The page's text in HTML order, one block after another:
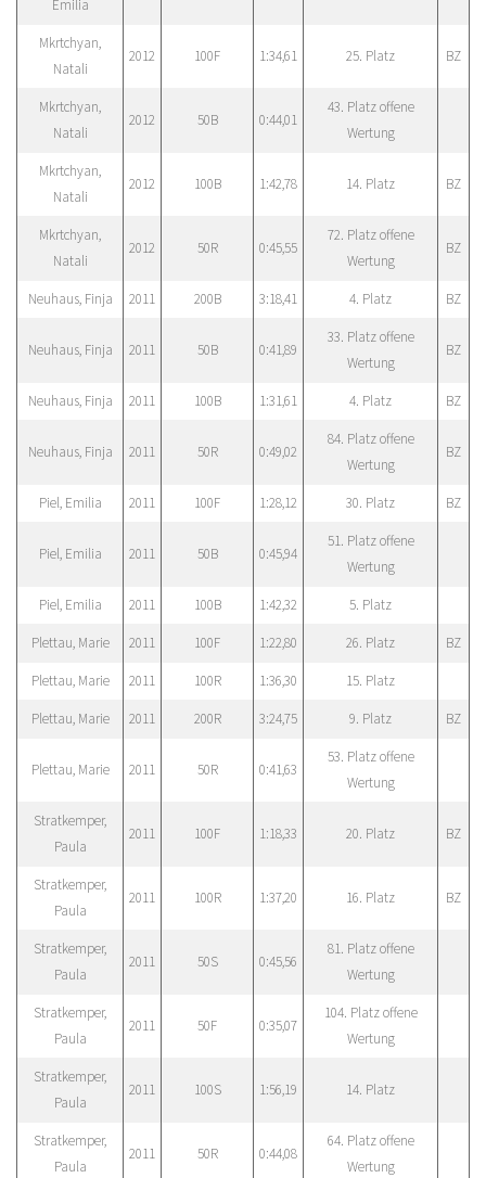
Emilia
Mkrtchyan,
Natali
2012 100F 1:34,61 25. Platz BZ
Mkrtchyan,
Natali
2012 50B 0:44,01
43. Platz offene
Wertung
Mkrtchyan,
Natali
2012 100B 1:42,78 14. Platz BZ
Mkrtchyan,
Natali
2012 50R 0:45,55
72. Platz offene
Wertung
BZ
Neuhaus, Finja 2011 200B 3:18,41 4. Platz BZ
Neuhaus, Finja 2011 50B 0:41,89
33. Platz offene
Wertung
BZ
Neuhaus, Finja 2011 100B 1:31,61 4. Platz BZ
Neuhaus, Finja 2011 50R 0:49,02
84. Platz offene
Wertung
BZ
Piel, Emilia 2011 100F 1:28,12 30. Platz BZ
Piel, Emilia 2011 50B 0:45,94
51. Platz offene
Wertung
Piel, Emilia 2011 100B 1:42,32 5. Platz
Plettau, Marie 2011 100F 1:22,80 26. Platz BZ
Plettau, Marie 2011 100R 1:36,30 15. Platz
Plettau, Marie 2011 200R 3:24,75 9. Platz BZ
Plettau, Marie 2011 50R 0:41,63
53. Platz offene
Wertung
Stratkemper,
Paula
2011 100F 1:18,33 20. Platz BZ
Stratkemper,
Paula
2011 100R 1:37,20 16. Platz BZ
Stratkemper,
Paula
2011 50S 0:45,56
81. Platz offene
Wertung
Stratkemper,
Paula
2011 50F 0:35,07
104. Platz offene
Wertung
Stratkemper,
Paula
2011 100S 1:56,19 14. Platz
Stratkemper,
Paula
2011 50R 0:44,08
64. Platz offene
Wertung